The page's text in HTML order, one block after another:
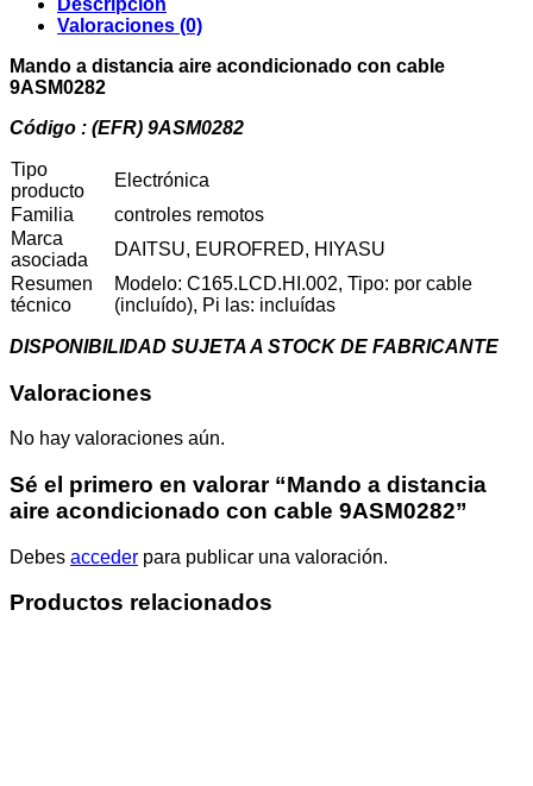
con
cable
9ASM0282
cantidad
Valoraciones (0)
Mando a distancia aire acondicionado con cable
9ASM0282
Código : (EFR) 9ASM0282
Tipo
producto
Electrónica
Familia
controles remotos
Marca
asociada
DAITSU, EUROFRED, HIYASU
Resumen
técnico
Modelo: C165.LCD.HI.002, Tipo: por cable
(incluído), Pi las: incluídas
DISPONIBILIDAD SUJETA A STOCK DE FABRICANTE
Valoraciones
No hay valoraciones aún.
Sé el primero en valorar “Mando a distancia
aire acondicionado con cable 9ASM0282”
Debes acceder para publicar una valoración.
Productos relacionados